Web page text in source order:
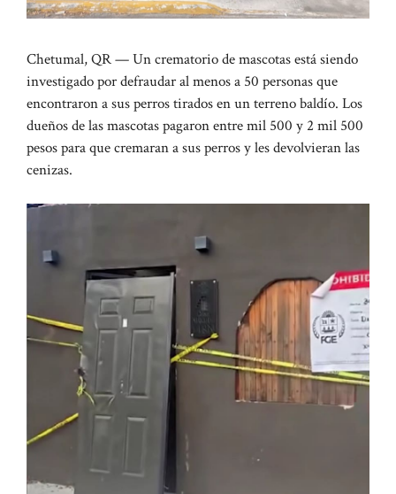
Chetumal, QR — Un crematorio de mascotas está siendo
investigado por defraudar al menos a 50 personas que
encontraron a sus perros tirados en un terreno baldío. Los
dueños de las mascotas pagaron entre mil 500 y 2 mil 500
pesos para que cremaran a sus perros y les devolvieran las
cenizas.